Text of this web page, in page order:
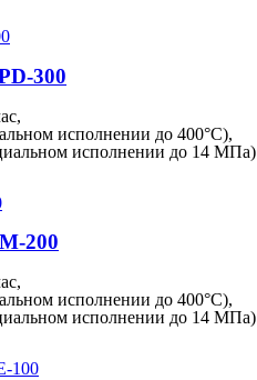
300
исполнении до 400°C),
исполнении до 14 МПа)
200
исполнении до 400°C),
исполнении до 14 МПа)